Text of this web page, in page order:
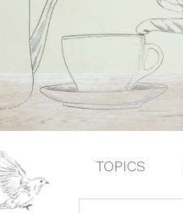
TOPICS